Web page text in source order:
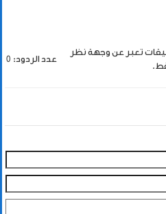
تعبر عن وجهة نظر
عدد الردود: 0